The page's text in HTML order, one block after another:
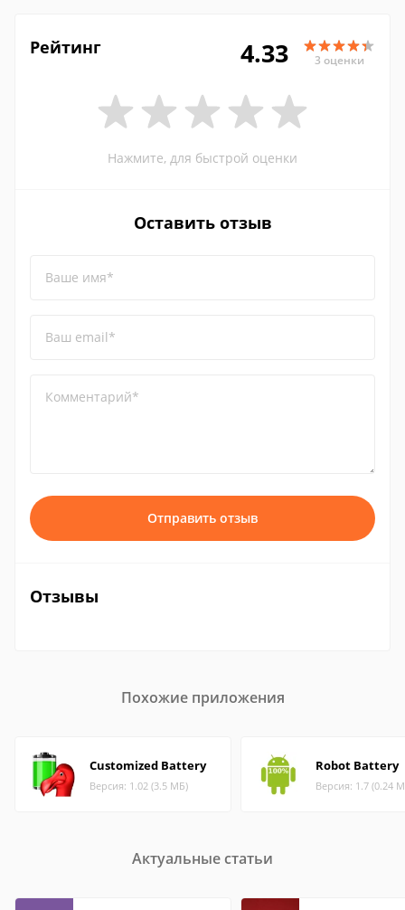
Рейтинг 4.33 3 оценки
Нажмите, для быстрой оценки
Оставить отзыв
Ваше имя*
Ваш email*
Комментарий*
Отправить отзыв
Отзывы
Похожие приложения
Customized Battery
Версия: 1.02 (3.5 МБ)
Robot Battery
Версия: 1.7 (0.24
Актуальные статьи